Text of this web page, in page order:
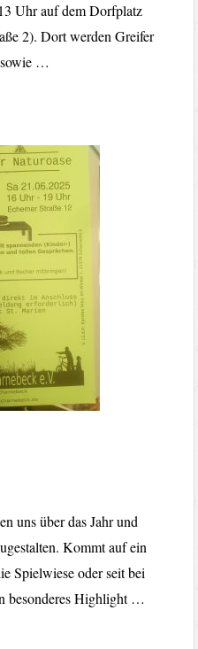
Uhr auf dem Dorfplatz
2). Dort werden Greifer
sowie …
uns über das Jahr und
Kommt auf ein
Spielwiese oder seit bei
besonderes Highlight …